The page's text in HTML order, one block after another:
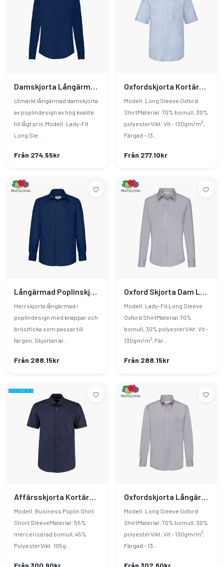
Damskjorta Långärmad Poplin
Utmärkt långärmad damskjorta
av poplindesign av hög kvalité
till lågt pris.Modell: Lady-Fit
Long Sle..
Från 274.55kr
Oxfordskjorta Kortärmad
Modell: Long Sleeve Oxford
ShirtMaterial: 70% bomull, 30%
polyesterVikt: Vit - 130gm/m²,
Färgad - 13..
Från 277.10kr
Långärmad Poplinskjorta
Herrskjorta långärmad i
poplindesign med knappar och
bröstficka som passar till
färgen. Skjortan är ..
Från 288.15kr
Oxford Skjorta Dam Långärmad
Modell: Lady-Fit Long Sleeve
Oxford ShirtMaterial:70%
bomull, 30% polyesterVikt: Vit -
130gm/m², Fär..
Från 288.15kr
Affärsskjorta Kortärmad
Modell: Business Poplin Shirt
Short SleeveMaterial: 55%
merceriserad bomull, 45%
PolyesterVikt: 105g..
Från 300.90kr
Oxfordskjorta Långärmad
Modell: Long Sleeve Oxford
ShirtMaterial: 70% bomull, 30%
polyesterVikt: Vit - 130gm/m²,
Färgad - 13..
Från 302.60kr